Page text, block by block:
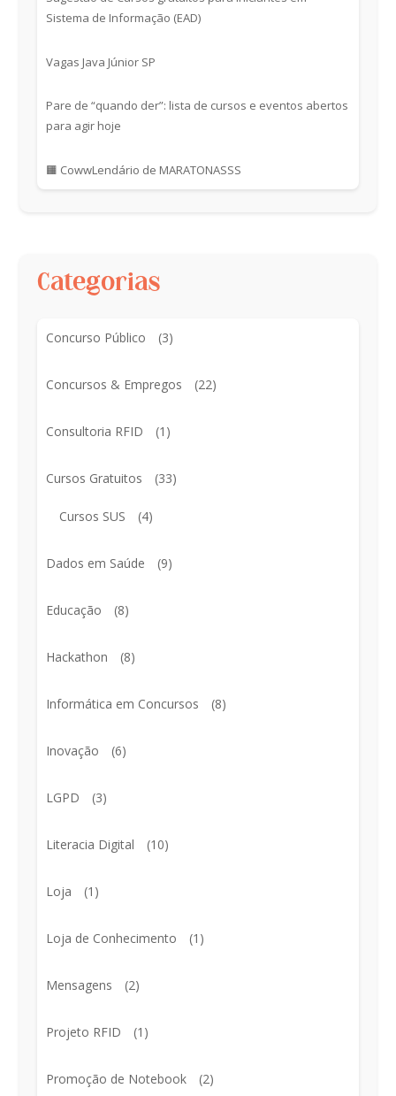
Sistema de Informação (EAD)
Vagas Java Júnior SP
Pare de “quando der”: lista de cursos e eventos abertos
para agir hoje
🟧 CowwLendário de MARATONASSS
Categorias
Concurso Público (3)
Concursos & Empregos (22)
Consultoria RFID (1)
Cursos Gratuitos (33)
Cursos SUS (4)
Dados em Saúde (9)
Educação (8)
Hackathon (8)
Informática em Concursos (8)
Inovação (6)
LGPD (3)
Literacia Digital (10)
Loja (1)
Loja de Conhecimento (1)
Mensagens (2)
Projeto RFID (1)
Promoção de Notebook (2)